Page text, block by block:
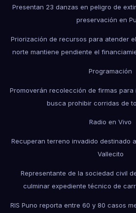
Presentan 23 danzas en peligro de
preservación en
Priorización de recursos para atender
norte mantiene pendiente el
Programación
Promoverán recolección de firmas para
busca prohibir corridas de
Radio en Vivo
Recuperan terreno invadido destinado
Vallecito
Representante de la sociedad civil
culminar expediente técnico de
RIS Puno reporta entre 60 y 80 casos